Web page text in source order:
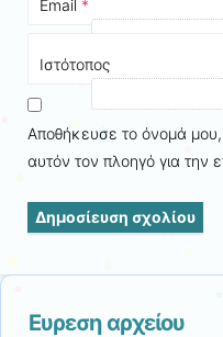
Email *
Ιστότοπος
Αποθήκευσε το όνομά μου,
αυτόν τον πλοηγό για
Ευρεση αρχείου